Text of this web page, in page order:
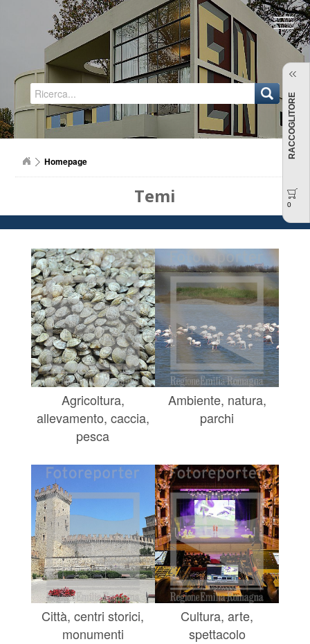
Regione Emilia-Romagna
Homepage
Temi
Agricoltura,
allevamento, caccia,
pesca
Ambiente, natura,
parchi
Città, centri storici,
monumenti
Cultura, arte,
spettacolo
RACCOGLITORE
0